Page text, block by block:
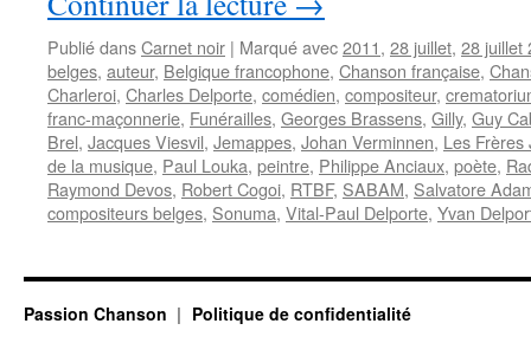
Publié dansCarnet noir | Marqué avec2011, 28 juillet, 28 juillet
belges, auteur, Belgique francophone, Chanson française,
Charleroi, Charles Delporte, comédien, compositeur,
franc-maçonnerie, Funérailles, Georges Brassens, Gilly, Guy
Brel, Jacques Viesvil, Jemappes, Johan Verminnen, Les Frères
de la musique, Paul Louka, peintre, Philippe Anciaux, poète,
Raymond Devos, Robert Cogoi, RTBF, SABAM, Salvatore
compositeurs belges, Sonuma, Vital-Paul Delporte, Yvan
Passion Chanson Politique de confidentialité